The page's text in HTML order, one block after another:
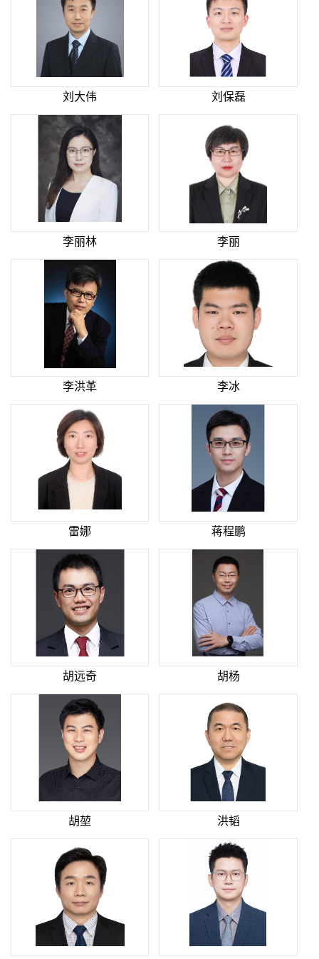
刘大伟 刘保磊
李丽林 李丽
李洪革 李冰
雷娜 蒋程鹏
胡远奇 胡杨
胡堃 洪韬